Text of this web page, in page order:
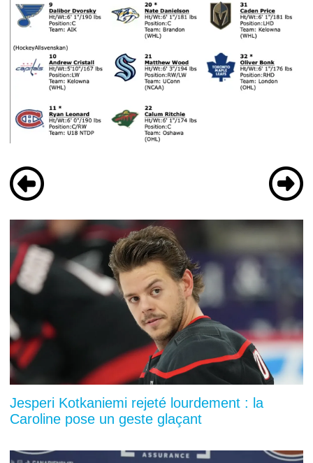
Jesperi Kotkaniemi rejeté lourdement : la
Caroline pose un geste glaçant